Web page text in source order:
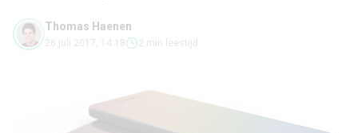
Thomas Haenen
26 juli 2017, 14:18 2 min leestijd